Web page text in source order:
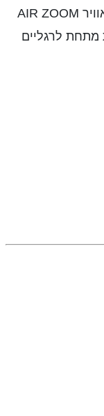
יחידת כרית אוויר AIR ZOOM
לרגליים